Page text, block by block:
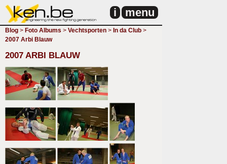
i menu
Blog > Foto Albums > Vechtsporten > In da Club >
2007 Arbi Blauw
2007 ARBI BLAUW